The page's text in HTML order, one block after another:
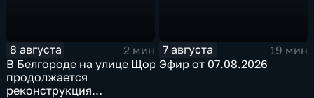
8 августа
2 мин
В Белгороде на улице Щорса
продолжается
реконструкция
7 августа
19 мин
Эфир от 07.08.2026